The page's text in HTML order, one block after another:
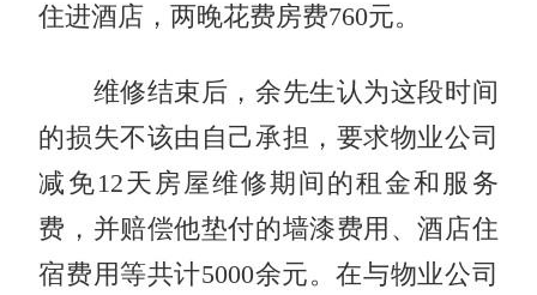
住进酒店，两晚花费房费760元。
维修结束后，余先生认为这段时间
的损失不该由自己承担，要求物业公司
减免12天房屋维修期间的租金和服务
费，并赔偿他垫付的墙漆费用、酒店住
宿费用等共计5000余元。在与物业公司